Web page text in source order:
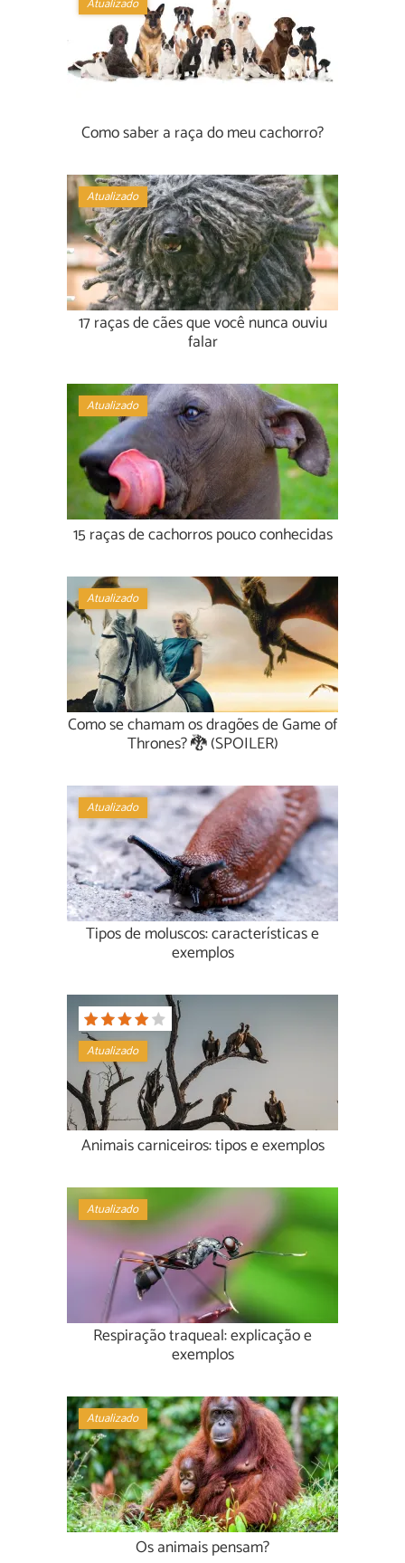
Atualizado
Como saber a raça do meu cachorro?
Atualizado
17 raças de cães que você nunca ouviu
falar
Atualizado
15 raças de cachorros pouco conhecidas
Atualizado
Como se chamam os dragões de Game of
Thrones? 🐉 (SPOILER)
Atualizado
Tipos de moluscos: características e
exemplos
Atualizado
Animais carniceiros: tipos e exemplos
Atualizado
Respiração traqueal: explicação e
exemplos
Atualizado
Os animais pensam?